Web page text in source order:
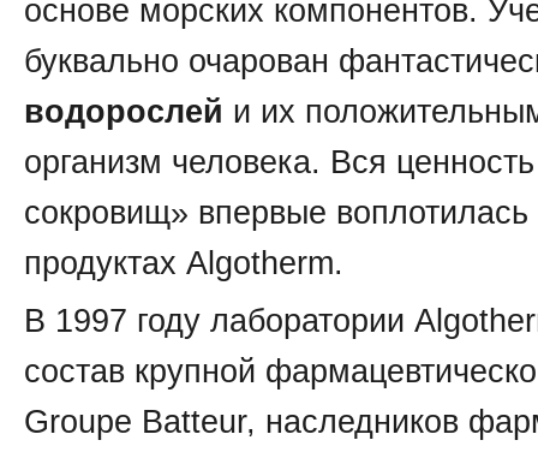
основе морских компонентов.
буквально очарован
водорослей и их
организм человека. Вся
сокровищ» впервые воплотилась
продуктах Algotherm.
В 1997 году лаборатории
состав крупной
Groupe Batteur, наследников